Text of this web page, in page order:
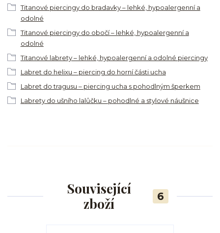
Titanové piercingy do bradavky – lehké, hypoalergenní a
odolné
Titanové piercingy do obočí – lehké, hypoalergenní a
odolné
Titanové labrety – lehké, hypoalergenní a odolné piercingy
Labret do helixu – piercing do horní části ucha
Labret do tragusu – piercing ucha s pohodlným šperkem
Labrety do ušního lalůčku – pohodlné a stylové náušnice
Související
zboží
6